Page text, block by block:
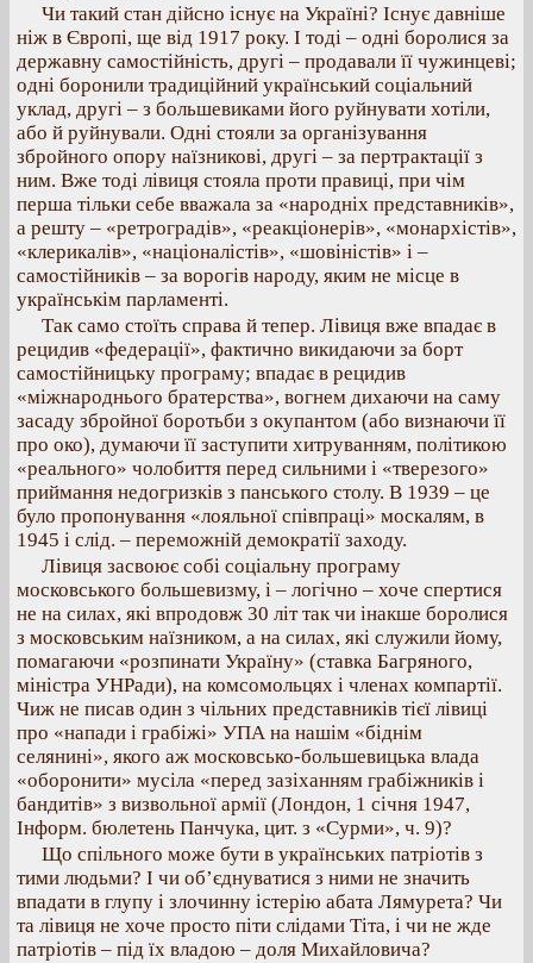
Чи такий стан дійсно існує на Україні? Існує давніше
ніж в Європі, ще від 1917 року. І тоді – одні боролися за
державну самостійність, другі – продавали її чужинцеві;
одні боронили традиційний український соціальний
уклад, другі – з большевиками його руйнувати хотіли,
або й руйнували. Одні стояли за організування
збройного опору наїзникові, другі – за пертрактації з
ним. Вже тоді лівиця стояла проти правиці, при чім
перша тільки себе вважала за «народніх представників»,
а решту – «ретроградів», «реакціонерів», «монархістів»,
«клерикалів», «націоналістів», «шовіністів» і –
самостійників – за ворогів народу, яким не місце в
українськім парламенті.
Так само стоїть справа й тепер. Лівиця вже впадає в
рецидив «федерації», фактично викидаючи за борт
самостійницьку програму; впадає в рецидив
«міжнароднього братерства», вогнем дихаючи на саму
засаду збройної боротьби з окупантом (або визнаючи її
про око), думаючи її заступити хитруванням, політикою
«реального» чолобиття перед сильними і «тверезого»
приймання недогризків з панського столу. В 1939 – це
було пропонування «лояльної співпраці» москалям, в
1945 і слід. – переможній демократії заходу.
Лівиця засвоює собі соціальну програму
московського большевизму, і – логічно – хоче спертися
не на силах, які впродовж 30 літ так чи інакше боролися
з московським наїзником, а на силах, які служили йому,
помагаючи «розпинати Україну» (ставка Багряного,
міністра УНРади), на комсомольцях і членах компартії.
Чиж не писав один з чільних представників тієї лівиці
про «напади і грабіжі» УПА на нашім «біднім
селянині», якого аж московсько-большевицька влада
«оборонити» мусіла «перед зазіханням грабіжників і
бандитів» з визвольної армії (Лондон, 1 січня 1947,
Інформ. бюлетень Панчука, цит. з «Сурми», ч. 9)?
Що спільного може бути в українських патріотів з
тими людьми? І чи об’єднуватися з ними не значить
впадати в глупу і злочинну істерію абата Лямурета? Чи
та лівиця не хоче просто піти слідами Тіта, і чи не жде
патріотів – під їх владою – доля Михайловича?